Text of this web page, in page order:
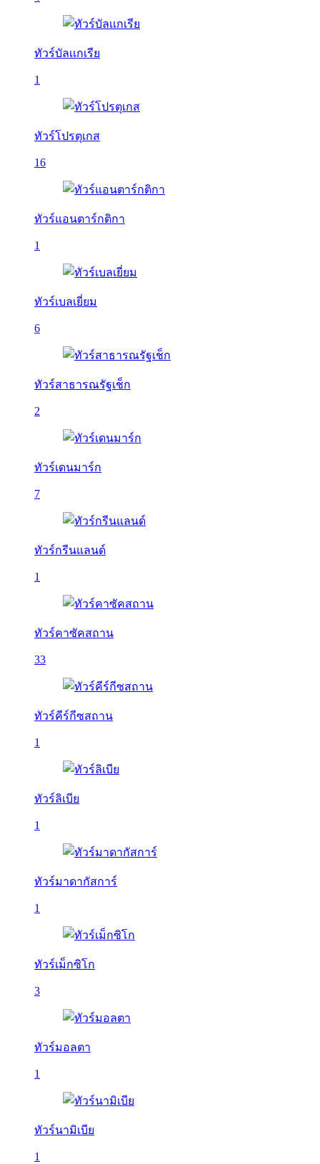
ทัวร์บัลเเกเรีย
1
ทัวร์โปรตุเกส
16
ทัวร์แอนตาร์กติกา
1
ทัวร์เบลเยี่ยม
6
ทัวร์สาธารณรัฐเช็ก
2
ทัวร์เดนมาร์ก
7
ทัวร์กรีนแลนด์
1
ทัวร์คาซัคสถาน
33
ทัวร์คีร์กีซสถาน
1
ทัวร์ลิเบีย
1
ทัวร์มาดากัสการ์
1
ทัวร์เม็กซิโก
3
ทัวร์มอลตา
1
ทัวร์นามิเบีย
1